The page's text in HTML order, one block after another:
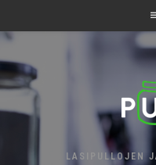
LASIPULLOJEN